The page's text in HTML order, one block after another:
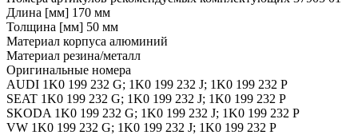
Длина [мм] 170 мм
Толщина [мм] 50 мм
Материал корпуса алюминий
Материал резина/металл
Оригинальные номера
AUDI 1K0 199 232 G; 1K0 199 232 J; 1K0 199 232 P
SEAT 1K0 199 232 G; 1K0 199 232 J; 1K0 199 232 P
SKODA 1K0 199 232 G; 1K0 199 232 J; 1K0 199 232 P
VW 1K0 199 232 G; 1K0 199 232 J; 1K0 199 232 P